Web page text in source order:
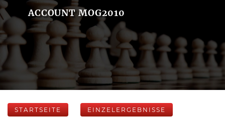
ACCOUNT MOG2010
STARTSEITE EINZELERGEBNISSE